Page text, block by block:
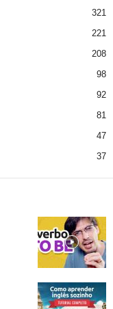
321
221
208
98
92
81
47
37